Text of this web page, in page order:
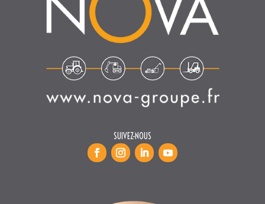
SUIVEZ-NOUS